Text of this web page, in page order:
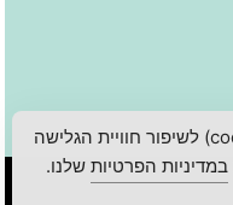
אנו משתמשים ב"קבצי עוגיות" (cookies) לשיפור חוויית הגלישה
במדיניות הפרטיות שלנו.